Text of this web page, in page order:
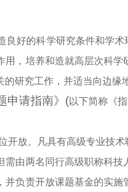
良好的科学研究条件和学
，培养和造就高层次科
研究工作，并适当向边
申请指南》(以下简称《
开放。凡具有高级专业技
由两名同行高级职称科
负责开放课题基金的实